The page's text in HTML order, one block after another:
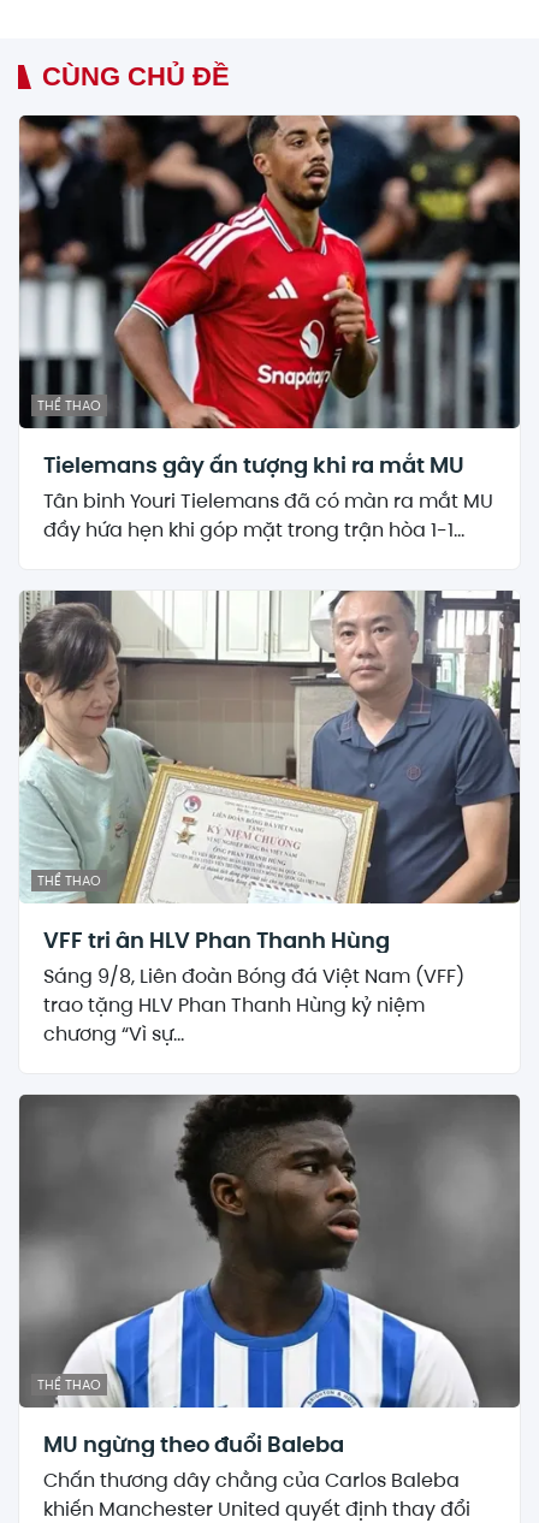
CÙNG CHỦ ĐỀ
THỂ THAO
Tielemans gây ấn tượng khi ra mắt MU
Tân binh Youri Tielemans đã có màn ra mắt MU
đầy hứa hẹn khi góp mặt trong trận hòa 1-1...
THỂ THAO
VFF tri ân HLV Phan Thanh Hùng
Sáng 9/8, Liên đoàn Bóng đá Việt Nam (VFF)
trao tặng HLV Phan Thanh Hùng kỷ niệm
chương “Vì sự...
THỂ THAO
MU ngừng theo đuổi Baleba
Chấn thương dây chằng của Carlos Baleba
khiến Manchester United quyết định thay đổi